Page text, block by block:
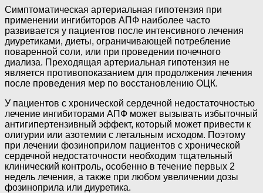
Симптоматическая артериальная гипотензия при
применении ингибиторов АПФ наиболее часто
развивается у пациентов после интенсивного лечения
диуретиками, диеты, ограничивающей потребление
поваренной соли, или при проведении почечного
диализа. Преходящая артериальная гипотензия не
является противопоказанием для продолжения лечения
после проведения мер по восстановлению ОЦК.
У пациентов с хронической сердечной недостаточностью
лечение ингибиторами АПФ может вызывать избыточный
антигипертензивный эффект, который может привести к
олигурии или азотемии с летальным исходом. Поэтому
при лечении фозиноприлом пациентов с хронической
сердечной недостаточности необходим тщательный
клинический контроль, особенно в течение первых 2
недель лечения, а также при любом увеличении дозы
фозиноприла или диуретика.